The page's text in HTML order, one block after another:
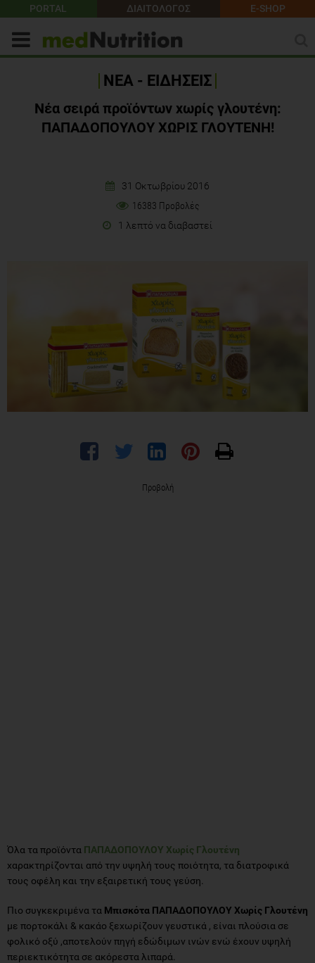
PORTAL ΔΙΑΙΤΟΛΟΓΟΣ E-SHOP
ΝΕΑ - ΕΙΔΗΣΕΙΣ
Νέα σειρά προϊόντων χωρίς γλουτένη:
ΠΑΠΑΔΟΠΟΥΛΟΥ ΧΩΡΙΣ ΓΛΟΥΤΕΝΗ!
31 Οκτωβρίου 2016
16383 Προβολές
1 λεπτό να διαβαστεί
Προβολή
Όλα τα προϊόντα ΠΑΠΑΔΟΠΟΥΛΟΥ Χωρίς Γλουτένη
χαρακτηρίζονται από την υψηλή τους ποιότητα, τα διατροφικά
τους οφέλη και την εξαιρετική τους γεύση.
Πιο συγκεκριμένα τα Μπισκότα ΠΑΠΑΔΟΠΟΥΛΟΥ Χωρίς Γλουτένη
με πορτοκάλι & κακάο ξεχωρίζουν γευστικά , είναι πλούσια σε
φολικό οξύ ,αποτελούν πηγή εδώδιμων ινών ενώ έχουν υψηλή
περιεκτικότητα σε ακόρεστα λιπαρά.